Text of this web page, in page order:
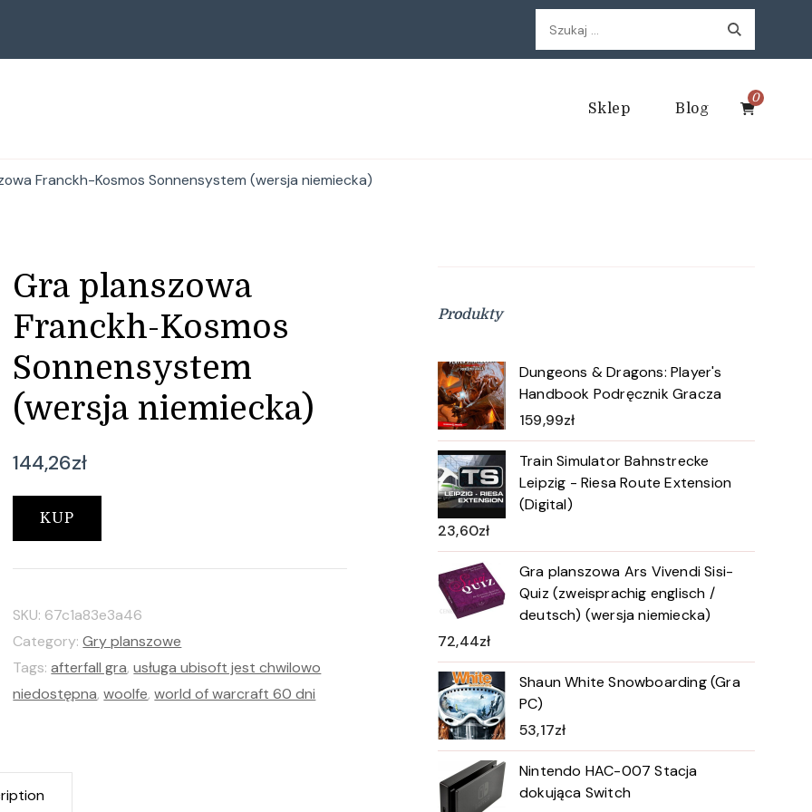
Szukaj:
Sklep Blog
0
Franckh-Kosmos Sonnensystem (wersja niemiecka)
Gra planszowa
Franckh-Kosmos
Sonnensystem
(wersja niemiecka)
144,26zł
KUP
SKU: 67c1a83e3a46
Category:Gry planszowe
Tags:afterfall gra,usługa ubisoft jest chwilowo
niedostępna,woolfe,world of warcraft 60 dni
Produkty
Dungeons & Dragons: Player's
Handbook Podręcznik Gracza
159,99zł
Train Simulator Bahnstrecke
Leipzig - Riesa Route Extension
(Digital)
23,60zł
Gra planszowa Ars Vivendi Sisi-
Quiz (zweisprachig englisch /
deutsch) (wersja niemiecka)
72,44zł
Shaun White Snowboarding (Gra
PC)
53,17zł
Nintendo HAC-007 Stacja
dokująca Switch